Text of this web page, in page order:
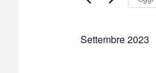
Settembre 2023